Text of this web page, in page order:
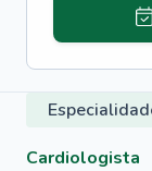
Cardiologista